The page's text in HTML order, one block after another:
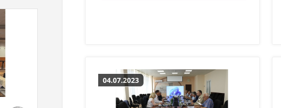
04.07.2023